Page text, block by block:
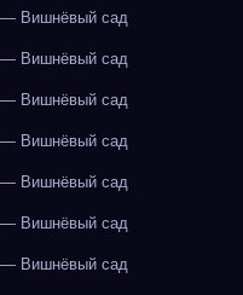
— Вишнёвый сад
— Вишнёвый сад
— Вишнёвый сад
— Вишнёвый сад
— Вишнёвый сад
— Вишнёвый сад
— Вишнёвый сад